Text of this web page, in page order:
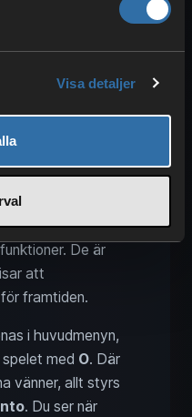
Visa detaljer
även några
De är
att
framtiden.
i huvudmenyn,
med O. Där
vänner, allt styrs
. Du ser när